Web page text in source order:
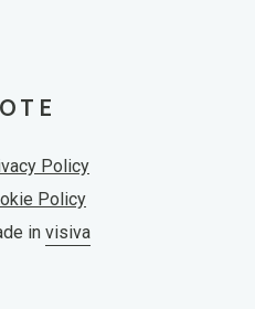
Policy
Policy
in visiva